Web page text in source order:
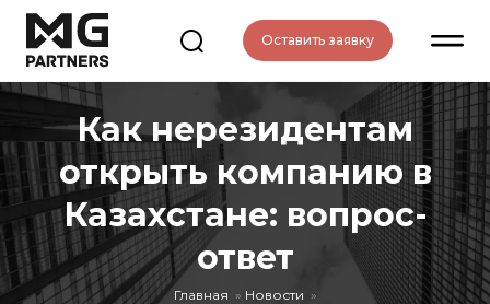
Оставить заявку
Как нерезидентам
открыть компанию в
Казахстане: вопрос-
ответ
Главная
Новости